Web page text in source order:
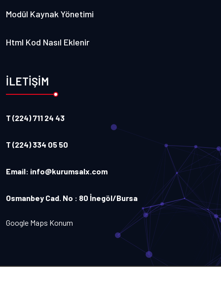
Modül Kaynak Yönetimi
Html Kod Nasıl Eklenir
İLETİŞİM
T (224) 711 24 43
T (224) 334 05 50
Email: info@kurumsalx.com
Osmanbey Cad. No : 80 İnegöl/Bursa
Google Maps Konum